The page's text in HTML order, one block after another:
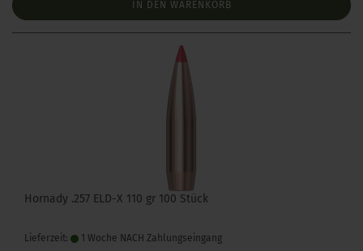
IN DEN WARENKORB
Hornady .257 ELD-X 110 gr 100 Stück
Lieferzeit: 1 Woche NACH Zahlungseingang